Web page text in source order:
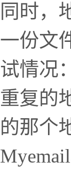
同时，
一份文
试情况
重复的
的那个